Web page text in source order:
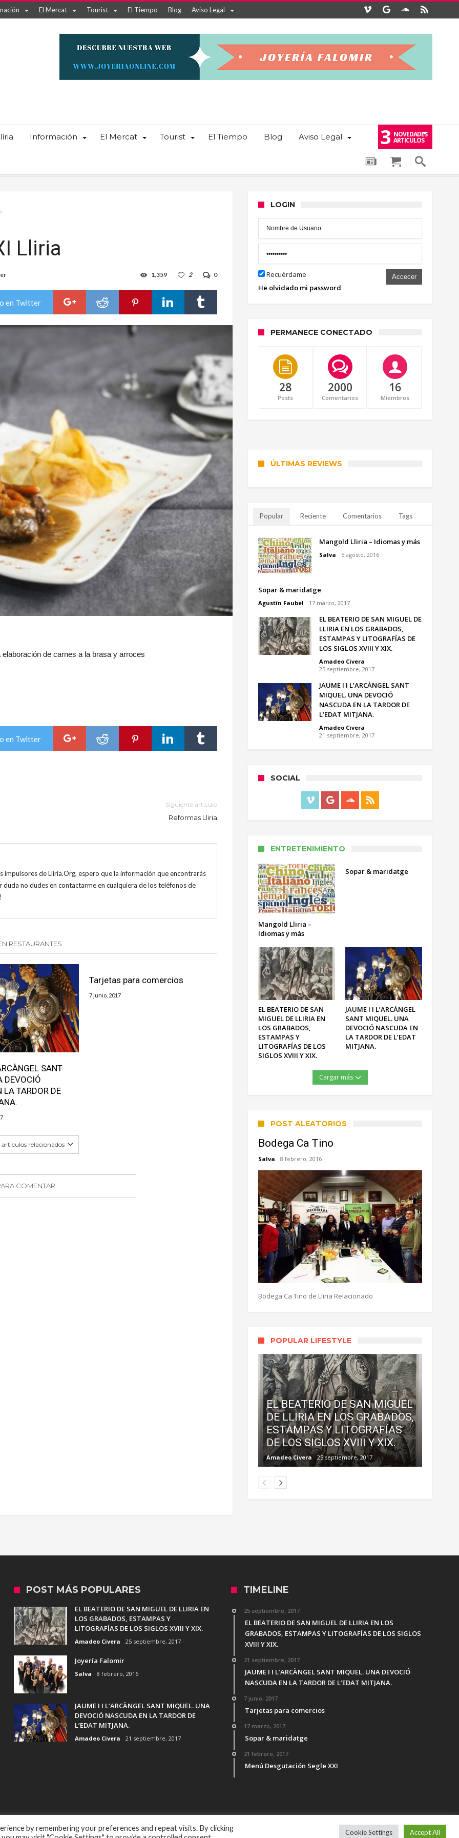
El Mercat Tourist El Tiempo Blog Aviso Legal
Información El Mercat Tourist El Tiempo Blog Aviso Legal 3 NOVEDADES
ARTICULOS
Lliria
0
2
1,359
en Twitter
de carnes a la brasa y arroces
en Twitter
Siguiente articulo
Reformas Lliria
impulsores de Lliria.Org, espero que la información que encontrarás
duda no dudes en contactarme en cualquiera de los teléfonos de
RESTAURANTES
SANT
DEVOCIÓ
LA TARDOR DE
Tarjetas para comercios
7 junio, 2017
relacionados
COMENTAR
LOGIN
Recuérdame Accecer
He olvidado mi password
PERMANECE CONECTADO
28
Posts
2000
Comentarios
16
Miembros
ÚLTIMAS REVIEWS
Popular Reciente Comentarios Tags
Mangold Lliria – Idiomas y más
Salva 5 agosto, 2016
Sopar & maridatge
Agustín Faubel 17 marzo, 2017
EL BEATERIO DE SAN MIGUEL DE
LLIRIA EN LOS GRABADOS,
ESTAMPAS Y LITOGRAFÍAS DE
LOS SIGLOS XVIII Y XIX.
Amadeo Civera
25 septiembre, 2017
JAUME I I L’ARCÀNGEL SANT
MIQUEL. UNA DEVOCIÓ
NASCUDA EN LA TARDOR DE
L’EDAT MITJANA.
Amadeo Civera
21 septiembre, 2017
SOCIAL
ENTRETENIMIENTO
Mangold Lliria –
Idiomas y más
Sopar & maridatge
EL BEATERIO DE SAN
MIGUEL DE LLIRIA EN
LOS GRABADOS,
ESTAMPAS Y
LITOGRAFÍAS DE LOS
SIGLOS XVIII Y XIX.
JAUME I I L’ARCÀNGEL
SANT MIQUEL. UNA
DEVOCIÓ NASCUDA EN
LA TARDOR DE L’EDAT
MITJANA.
Cargar más
POST ALEATORIOS
Bodega Ca Tino
Salva 8 febrero, 2016
Bodega Ca Tino de Lliria Relacionado
POPULAR LIFESTYLE
EL BEATERIO DE SAN MIGUEL
DE LLIRIA EN LOS GRABADOS,
ESTAMPAS Y LITOGRAFÍAS
DE LOS SIGLOS XVIII Y XIX.
Amadeo Civera 25 septiembre, 2017
POST MÁS POPULARES
EL BEATERIO DE SAN MIGUEL DE LLIRIA EN
LOS GRABADOS, ESTAMPAS Y
LITOGRAFÍAS DE LOS SIGLOS XVIII Y XIX.
Amadeo Civera 25 septiembre, 2017
Joyería Falomir
Salva 8 febrero, 2016
JAUME I I L’ARCÀNGEL SANT MIQUEL. UNA
DEVOCIÓ NASCUDA EN LA TARDOR DE
L’EDAT MITJANA.
Amadeo Civera 21 septiembre, 2017
TIMELINE
25 septiembre, 2017
EL BEATERIO DE SAN MIGUEL DE LLIRIA EN LOS
GRABADOS, ESTAMPAS Y LITOGRAFÍAS DE LOS SIGLOS
XVIII Y XIX.
21 septiembre, 2017
JAUME I I L’ARCÀNGEL SANT MIQUEL. UNA DEVOCIÓ
NASCUDA EN LA TARDOR DE L’EDAT MITJANA.
7 junio, 2017
Tarjetas para comercios
17 marzo, 2017
Sopar & maridatge
21 febrero, 2017
Menú Desgutación Segle XXI
by remembering your preferences and repeat visits. By clicking
Cookie Settings Accept All